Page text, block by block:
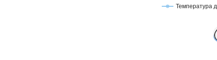
Температура